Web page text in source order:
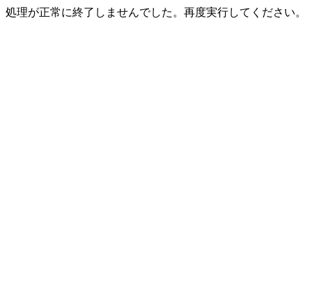
処理が正常に終了しませんでした。再度実行してください。